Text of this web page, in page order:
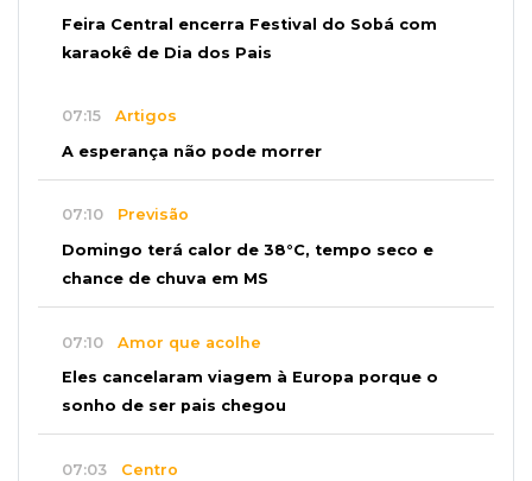
Feira Central encerra Festival do Sobá com
karaokê de Dia dos Pais
07:15 Artigos
A esperança não pode morrer
07:10 Previsão
Domingo terá calor de 38°C, tempo seco e
chance de chuva em MS
07:10 Amor que acolhe
Eles cancelaram viagem à Europa porque o
sonho de ser pais chegou
07:03 Centro